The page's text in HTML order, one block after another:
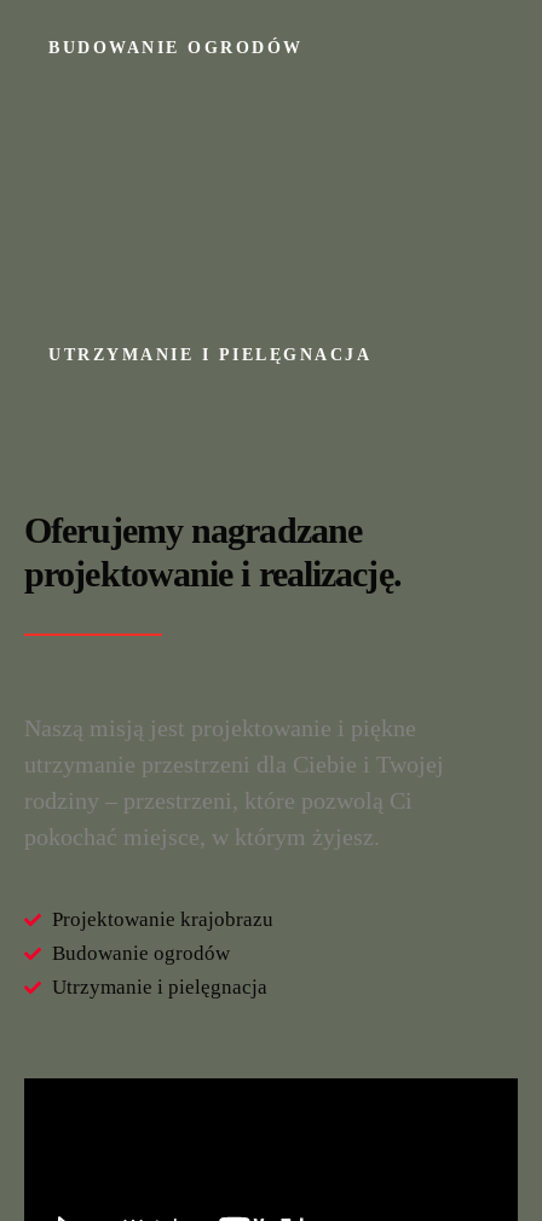
BUDOWANIE OGRODÓW
UTRZYMANIE I PIELĘGNACJA
Oferujemy nagradzane
projektowanie i realizację.
Naszą misją jest projektowanie i piękne
utrzymanie przestrzeni dla Ciebie i Twojej
rodziny – przestrzeni, które pozwolą Ci
pokochać miejsce, w którym żyjesz.
Projektowanie krajobrazu
Budowanie ogrodów
Utrzymanie i pielęgnacja